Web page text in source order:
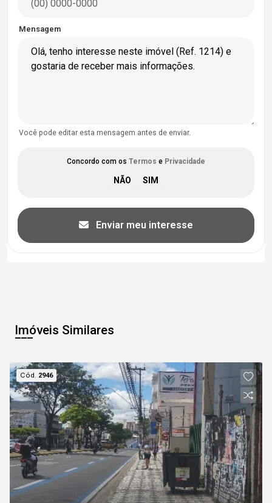
Mensagem
Você pode editar esta mensagem antes de enviar.
Concordo com os Termos e Privacidade
Enviar meu interesse
Imóveis Similares
Cód. 2946